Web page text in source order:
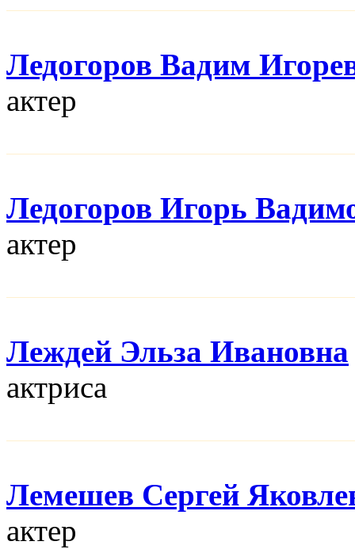
Ледогоров Вадим
актер
Ледогоров Игорь
актер
Леждей Эльза Ивановна
актриса
Лемешев Сергей
актер